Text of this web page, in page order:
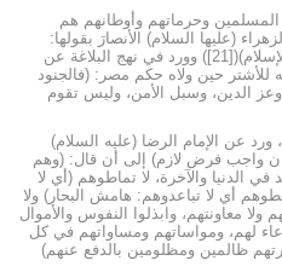
وحرماتهم وأوطانهم هم
(عليها السلام) الأنصارَ بقولها:
(معشر البقية وأعضاد الملة وحصون الإسلام)([21]) وورد في نهج البلاغة عن
للأشتر حين ولاه حكم مصر: (فالجنود
وعز الدين، وسبل الأمن، وليس تقوم
ورد عن الإمام الرضا (عليه السلام)
واجب فرض لازم) إلى أن قال: (وهم
الدنيا والآخرة، لا تماطوهم (أي لا
أي لا تباعدوهم: هامش البحار) ولا
ولا معاونتهم، وابذلوا النفوس والأموال
لهم، ومواساتهم ومساواتهم في كل
ظالمين ومظلومين بالدفع عنهم)